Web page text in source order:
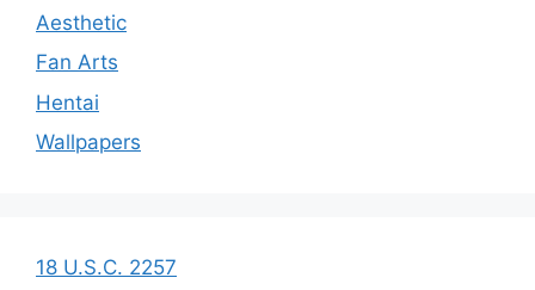
Aesthetic
Fan Arts
Hentai
Wallpapers
18 U.S.C. 2257